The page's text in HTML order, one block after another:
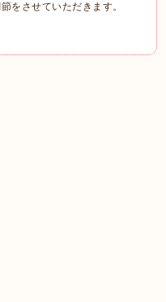
をさせていただきます。